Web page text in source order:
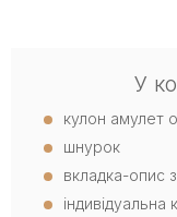
У
кулон амулет
шнурок
вкладка-опис